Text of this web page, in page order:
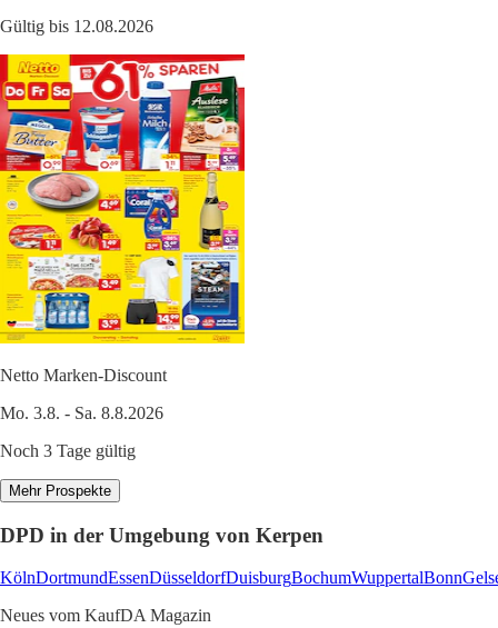
Gültig bis 12.08.2026
Netto Marken-Discount
Mo. 3.8. - Sa. 8.8.2026
Noch 3 Tage gültig
Mehr Prospekte
DPD in der Umgebung von Kerpen
KölnDortmundEssenDüsseldorfDuisburgBochumWuppertalBonn
Neues vom KaufDA Magazin